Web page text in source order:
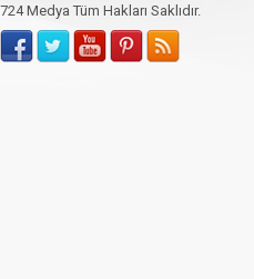
724 Medya Tüm Hakları Saklıdır.